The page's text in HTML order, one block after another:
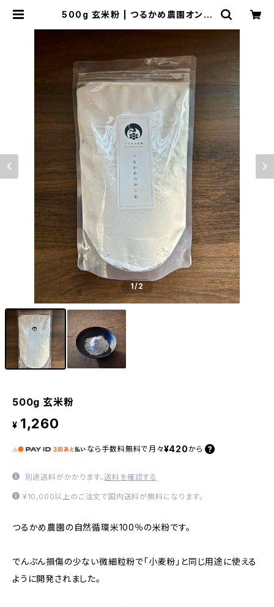
500g 玄米粉 | つるかめ農園オンラ
1/2
500g 玄米粉
¥ 1,260
なら 手数料無料で 月々¥420 から
別途送料がかかります。送料を確認する
¥10,000以上のご注文で国内送料が無料になります。
つるかめ農園の自然循環米100％の米粉です。
でんぷん損傷の少ない微細粒粉で「小麦粉」と同じ用途に使える
ように開発されました。